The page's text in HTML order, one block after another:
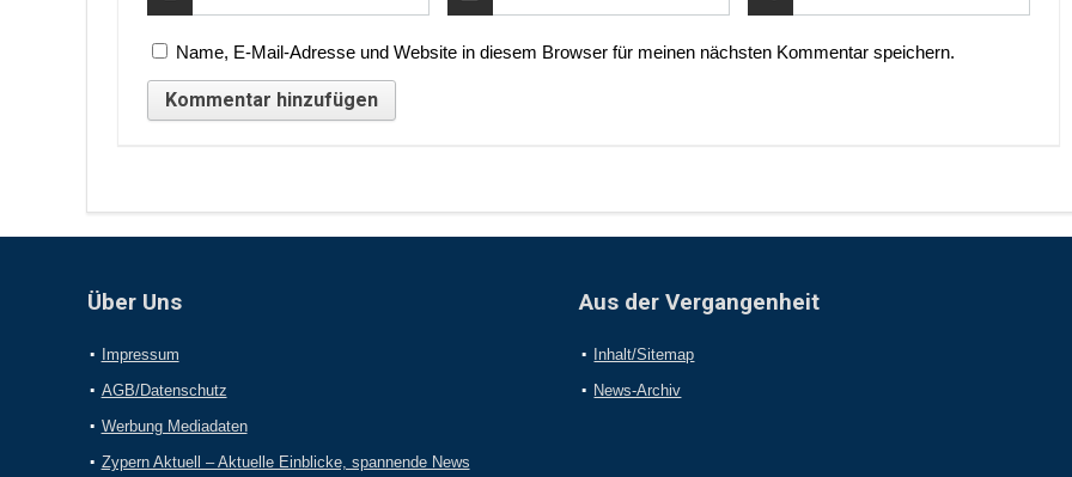
Name, E-Mail-Adresse und Website in diesem Browser für meinen nächsten Kommentar speichern.
Über Uns
Impressum
AGB/Datenschutz
Werbung Mediadaten
Zypern Aktuell – Aktuelle Einblicke, spannende News
Aus der Vergangenheit
Inhalt/Sitemap
News-Archiv